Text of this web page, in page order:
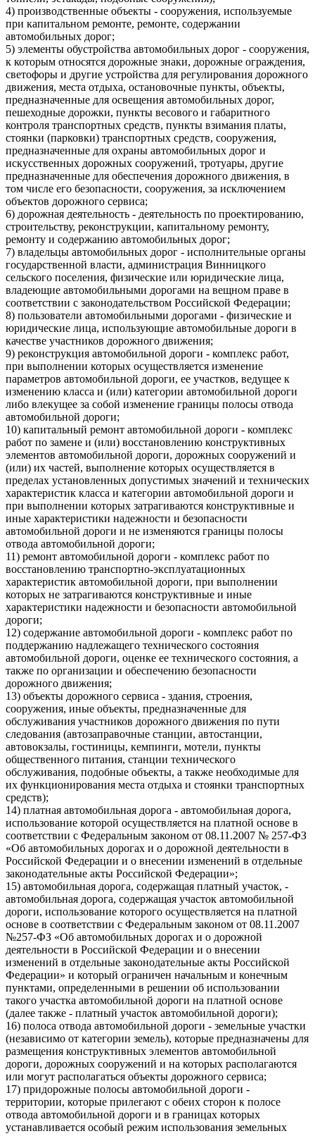
4) производственные объекты - сооружения, используемые
при капитальном ремонте, ремонте, содержании
автомобильных дорог;
5) элементы обустройства автомобильных дорог - сооружения,
к которым относятся дорожные знаки, дорожные ограждения,
светофоры и другие устройства для регулирования дорожного
движения, места отдыха, остановочные пункты, объекты,
предназначенные для освещения автомобильных дорог,
пешеходные дорожки, пункты весового и габаритного
контроля транспортных средств, пункты взимания платы,
стоянки (парковки) транспортных средств, сооружения,
предназначенные для охраны автомобильных дорог и
искусственных дорожных сооружений, тротуары, другие
предназначенные для обеспечения дорожного движения, в
том числе его безопасности, сооружения, за исключением
объектов дорожного сервиса;
6) дорожная деятельность - деятельность по проектированию,
строительству, реконструкции, капитальному ремонту,
ремонту и содержанию автомобильных дорог;
7) владельцы автомобильных дорог - исполнительные органы
государственной власти, администрация Винницкого
сельского поселения, физические или юридические лица,
владеющие автомобильными дорогами на вещном праве в
соответствии с законодательством Российской Федерации;
8) пользователи автомобильными дорогами - физические и
юридические лица, использующие автомобильные дороги в
качестве участников дорожного движения;
9) реконструкция автомобильной дороги - комплекс работ,
при выполнении которых осуществляется изменение
параметров автомобильной дороги, ее участков, ведущее к
изменению класса и (или) категории автомобильной дороги
либо влекущее за собой изменение границы полосы отвода
автомобильной дороги;
10) капитальный ремонт автомобильной дороги - комплекс
работ по замене и (или) восстановлению конструктивных
элементов автомобильной дороги, дорожных сооружений и
(или) их частей, выполнение которых осуществляется в
пределах установленных допустимых значений и технических
характеристик класса и категории автомобильной дороги и
при выполнении которых затрагиваются конструктивные и
иные характеристики надежности и безопасности
автомобильной дороги и не изменяются границы полосы
отвода автомобильной дороги;
11) ремонт автомобильной дороги - комплекс работ по
восстановлению транспортно-эксплуатационных
характеристик автомобильной дороги, при выполнении
которых не затрагиваются конструктивные и иные
характеристики надежности и безопасности автомобильной
дороги;
12) содержание автомобильной дороги - комплекс работ по
поддержанию надлежащего технического состояния
автомобильной дороги, оценке ее технического состояния, а
также по организации и обеспечению безопасности
дорожного движения;
13) объекты дорожного сервиса - здания, строения,
сооружения, иные объекты, предназначенные для
обслуживания участников дорожного движения по пути
следования (автозаправочные станции, автостанции,
автовокзалы, гостиницы, кемпинги, мотели, пункты
общественного питания, станции технического
обслуживания, подобные объекты, а также необходимые для
их функционирования места отдыха и стоянки транспортных
средств);
14) платная автомобильная дорога - автомобильная дорога,
использование которой осуществляется на платной основе в
соответствии с Федеральным законом от 08.11.2007 № 257-ФЗ
«Об автомобильных дорогах и о дорожной деятельности в
Российской Федерации и о внесении изменений в отдельные
законодательные акты Российской Федерации»;
15) автомобильная дорога, содержащая платный участок, -
автомобильная дорога, содержащая участок автомобильной
дороги, использование которого осуществляется на платной
основе в соответствии с Федеральным законом от 08.11.2007
№257-ФЗ «Об автомобильных дорогах и о дорожной
деятельности в Российской Федерации и о внесении
изменений в отдельные законодательные акты Российской
Федерации» и который ограничен начальным и конечным
пунктами, определенными в решении об использовании
такого участка автомобильной дороги на платной основе
(далее также - платный участок автомобильной дороги);
16) полоса отвода автомобильной дороги - земельные участки
(независимо от категории земель), которые предназначены для
размещения конструктивных элементов автомобильной
дороги, дорожных сооружений и на которых располагаются
или могут располагаться объекты дорожного сервиса;
17) придорожные полосы автомобильной дороги -
территории, которые прилегают с обеих сторон к полосе
отвода автомобильной дороги и в границах которых
устанавливается особый режим использования земельных